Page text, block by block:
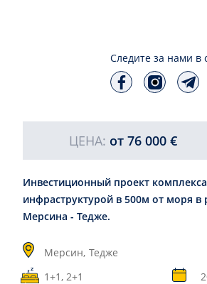
Следите за нами в
ЦЕНА: от 76 000 €
Инвестиционный проект
инфраструктурой в 500м от моря в
Мерсина - Тедже.
Мерсин, Тедже
1+1, 2+1